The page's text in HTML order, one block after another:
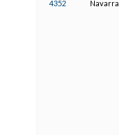
4352 Navarra